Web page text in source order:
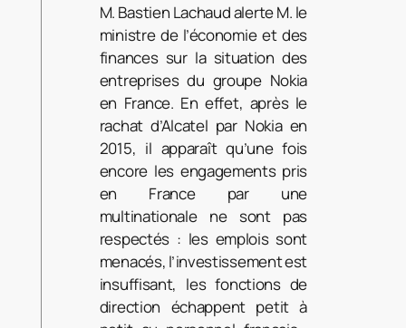
M. Bastien Lachaud alerte M. le
ministre de l’économie et des
finances sur la situation des
entreprises du groupe Nokia
en France. En effet, après le
rachat d’Alcatel par Nokia en
2015, il apparaît qu’une fois
encore les engagements pris
en France par une
multinationale ne sont pas
respectés : les emplois sont
menacés, l’investissement est
insuffisant, les fonctions de
direction échappent petit à